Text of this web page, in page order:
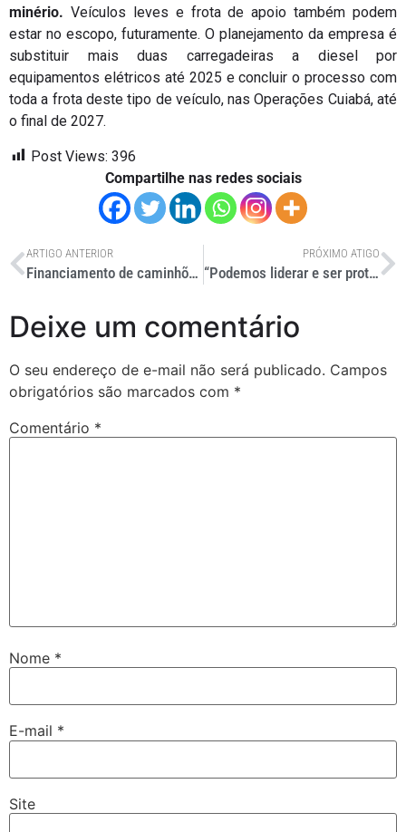
minério. Veículos leves e frota de apoio também podem
estar no escopo, futuramente. O planejamento da empresa é
substituir mais duas carregadeiras a diesel por
equipamentos elétricos até 2025 e concluir o processo com
toda a frota deste tipo de veículo, nas Operações Cuiabá, até
o final de 2027.
Post Views: 396
Compartilhe nas redes sociais
ARTIGO ANTERIOR
Financiamento de caminhões e ônibus cresce 4% em 2023
PRÓXIMO ATIGO
“Podemos liderar e ser protagonistas da transição energética”, afirma Tarcísio de Freitas
Deixe um comentário
O seu endereço de e-mail não será publicado. Campos
obrigatórios são marcados com *
Comentário *
Nome *
E-mail *
Site